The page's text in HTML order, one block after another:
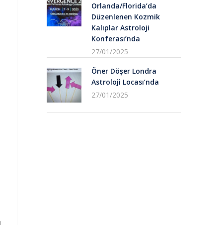
Orlanda/Florida’da
Düzenlenen Kozmik
Kalıplar Astroloji
Konferası’nda
27/01/2025
Öner Döşer Londra
Astroloji Locası’nda
27/01/2025